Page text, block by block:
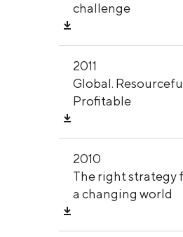
challenge
2011
Global.
Profitable
2010
The right strategy
a changing world